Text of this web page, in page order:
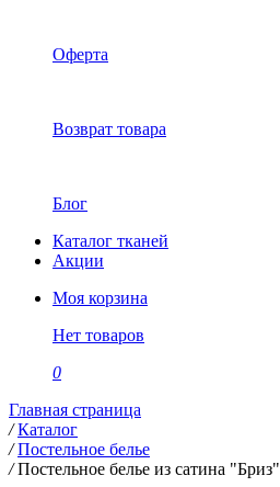
Оферта
Возврат товара
Блог
Каталог тканей
Акции
Моя корзина
Нет товаров
0
Главная страница
/ Каталог
/ Постельное белье
/ Постельное белье из сатина "Бриз"